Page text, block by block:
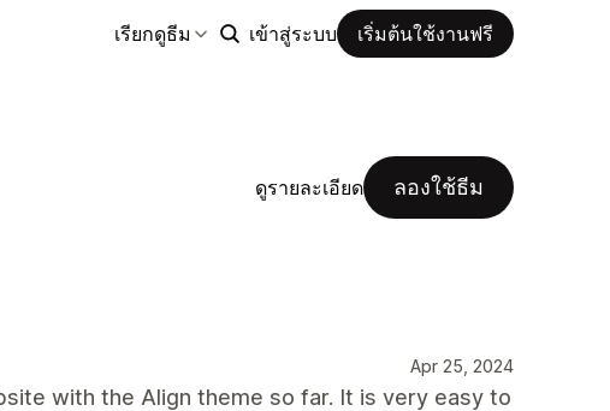
เรียกดูธีม เข้าสู่ระบบ เริ่มต้นใช้งานฟรี
ดูรายละเอียด ลองใช้ธีม
Apr 25, 2024
with the Align theme so far. It is very easy to